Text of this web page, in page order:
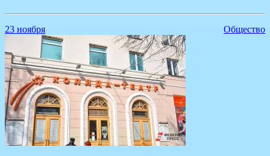
23 ноября Общество